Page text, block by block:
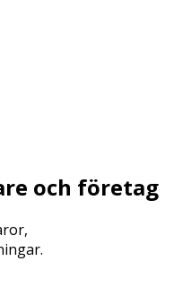
och företag